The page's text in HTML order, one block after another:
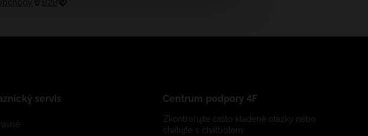
B2B
servis Centrum podpory 4F
Zkontrolujte často kladené otázky nebo
chatujte s chatbotem: